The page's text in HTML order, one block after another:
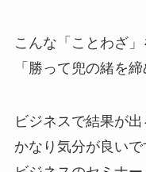
こんな「ことわざ」
「勝って兜の緒を締
ビジネスで結果が出
かなり気分が良いで